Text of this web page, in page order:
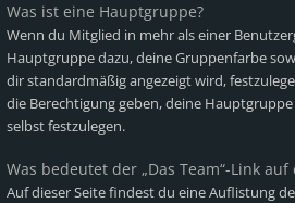
Was ist eine Hauptgruppe?
Wenn du Mitglied in mehr als einer
Hauptgruppe dazu, deine Gruppenfarbe
dir standardmäßig angezeigt wird,
die Berechtigung geben, deine
selbst festzulegen.
Was bedeutet der „Das Team“-Link
Auf dieser Seite findest du eine Auflistung